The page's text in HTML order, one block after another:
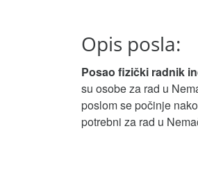
Opis posla:
Posao fizički radnik
su osobe za rad u
poslom se počinje
potrebni za rad u